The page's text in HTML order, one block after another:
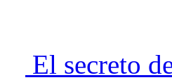
El secreto